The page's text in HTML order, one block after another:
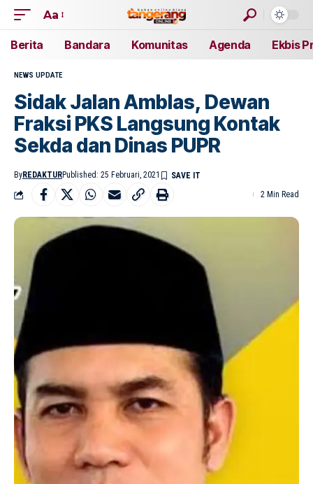
Aa
Berita Bandara Komunitas Agenda Ekbis
NEWS UPDATE
Sidak Jalan Amblas, Dewan
Fraksi PKS Langsung Kontak
Sekda dan Dinas PUPR
ByREDAKTURPublished: 25 Februari, 2021
2 Min Read